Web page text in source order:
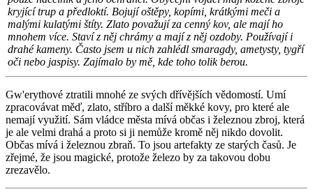
kryjící trup a předloktí. Bojují oštěpy, kopími, krátkými meči a
malými kulatými štíty. Zlato považují za cenný kov, ale mají ho
mnohem více. Staví z něj chrámy a mají z něj ozdoby. Používají i
drahé kameny. Často jsem u nich zahlédl smaragdy, ametysty, tygří
oči nebo jaspisy. Zajímalo by mě, kde toho tolik berou.
Gw'erythové ztratili mnohé ze svých dřívějších vědomostí. Umí
zpracovávat měď, zlato, stříbro a další měkké kovy, pro které ale
nemají využití. Sám vládce města mívá občas i železnou zbroj, která
je ale velmi drahá a proto si ji nemůže kromě něj nikdo dovolit.
Občas mívá i železnou zbraň. To jsou artefakty ze starých časů. Je
zřejmé, že jsou magické, protože železo by za takovou dobu
zrezavělo.